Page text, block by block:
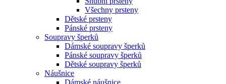
Všechny prsteny
Dětské prsteny
Pánské prsteny
Soupravy šperků
Dámské soupravy šperků
Pánské soupravy šperků
Dětské soupravy šperků
Náušnice
Dámské náušnice